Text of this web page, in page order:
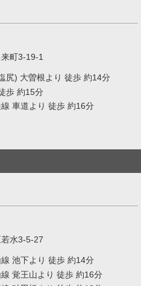
町3-19-1
尻) 大曽根より 徒歩 約14分
歩 約15分
車道より 徒歩 約16分
水3-5-27
池下より 徒歩 約14分
覚王山より 徒歩 約16分